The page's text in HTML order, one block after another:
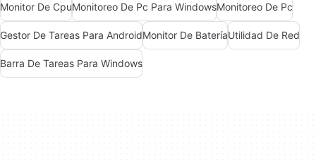
Monitor De CpuMonitoreo De Pc Para WindowsMonitoreo De Pc
Gestor De Tareas Para AndroidMonitor De BateríaUtilidad De Red
Barra De Tareas Para Windows